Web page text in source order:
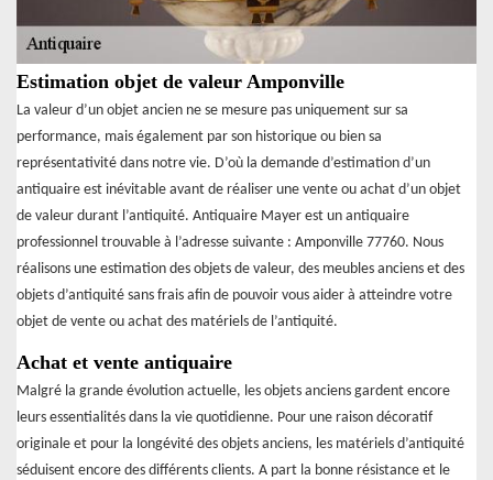
Estimation objet de valeur Amponville
La valeur d’un objet ancien ne se mesure pas uniquement sur sa
performance, mais également par son historique ou bien sa
représentativité dans notre vie. D’où la demande d’estimation d’un
antiquaire est inévitable avant de réaliser une vente ou achat d’un objet
de valeur durant l’antiquité. Antiquaire Mayer est un antiquaire
professionnel trouvable à l’adresse suivante : Amponville 77760. Nous
réalisons une estimation des objets de valeur, des meubles anciens et des
objets d’antiquité sans frais afin de pouvoir vous aider à atteindre votre
objet de vente ou achat des matériels de l’antiquité.
Achat et vente antiquaire
Malgré la grande évolution actuelle, les objets anciens gardent encore
leurs essentialités dans la vie quotidienne. Pour une raison décoratif
originale et pour la longévité des objets anciens, les matériels d’antiquité
séduisent encore des différents clients. A part la bonne résistance et le